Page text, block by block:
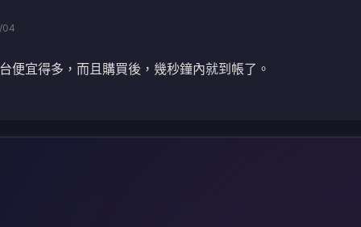
04
便宜得多，而且購買後，幾秒鐘內就到帳了。